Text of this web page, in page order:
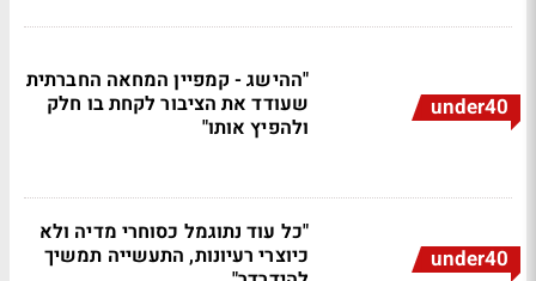
under40
"ההישג - קמפיין המחאה החברתית
שעודד את הציבור לקחת בו חלק
ולהפיץ אותו"
under40
"כל עוד נתוגמל כסוחרי מדיה ולא
כיוצרי רעיונות, התעשייה תמשיך